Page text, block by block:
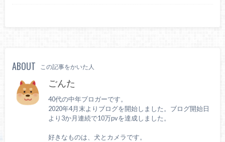
ABOUT この記事をかいた人
ごんた
40代の中年ブロガーです。
2020年4月末よりブログを開始しました。ブログ開始日
より3か月連続で10万pvを達成しました。
好きなものは、犬とカメラです。